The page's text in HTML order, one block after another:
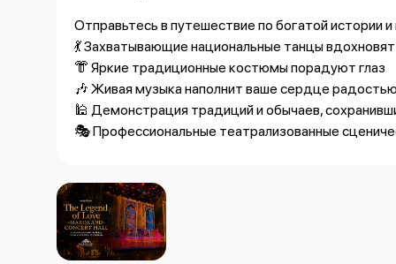
Отправьтесь в путешествие по богатой истории
💃 Захватывающие национальные танцы
👘 Яркие традиционные костюмы порадуют глаз
🎶 Живая музыка наполнит ваше сердце радостью
🕌 Демонстрация традиций и обычаев,
🎭 Профессиональные театрализованные
🪑 Удобные и современные кресла
🔊 Профессиональная звуковая система высокого
💡 Впечатляющее световое шоу
🛎 Доброжелательный и внимательный персонал